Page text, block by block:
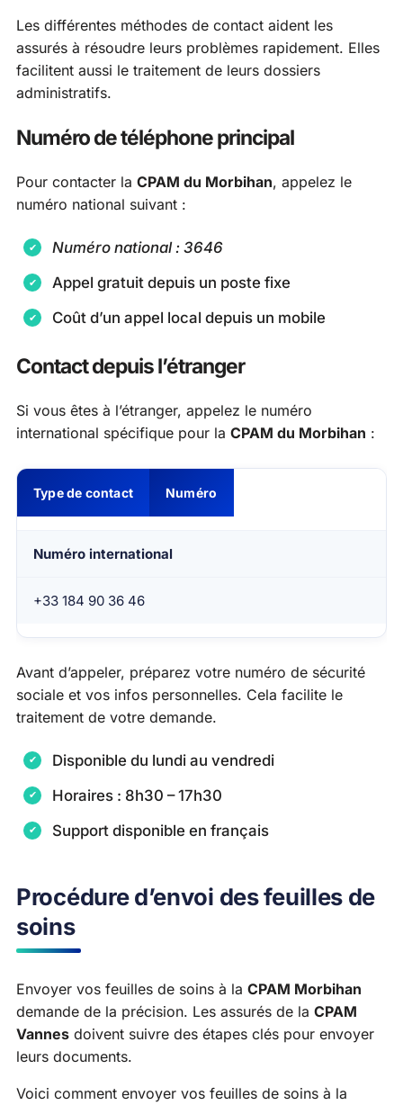
Les différentes méthodes de contact aident les
assurés à résoudre leurs problèmes rapidement. Elles
facilitent aussi le traitement de leurs dossiers
administratifs.
Numéro de téléphone principal
Pour contacter la CPAM du Morbihan, appelez le
numéro national suivant :
Numéro national : 3646
Appel gratuit depuis un poste fixe
Coût d’un appel local depuis un mobile
Contact depuis l’étranger
Si vous êtes à l’étranger, appelez le numéro
international spécifique pour la CPAM du Morbihan :
Type de contact Numéro
Numéro international
+33 184 90 36 46
Avant d’appeler, préparez votre numéro de sécurité
sociale et vos infos personnelles. Cela facilite le
traitement de votre demande.
Disponible du lundi au vendredi
Horaires : 8h30 – 17h30
Support disponible en français
Procédure d’envoi des feuilles de
soins
Envoyer vos feuilles de soins à la CPAM Morbihan
demande de la précision. Les assurés de la CPAM
Vannes doivent suivre des étapes clés pour envoyer
leurs documents.
Voici comment envoyer vos feuilles de soins à la